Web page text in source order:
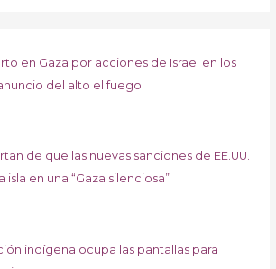
en Gaza por acciones de Israel en los
del alto el fuego
de que las nuevas sanciones de EE.UU.
en una “Gaza silenciosa”
indígena ocupa las pantallas para